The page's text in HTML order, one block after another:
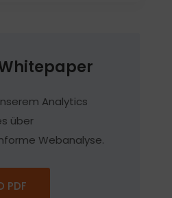
Analytics
über
Webanalyse.
PDF